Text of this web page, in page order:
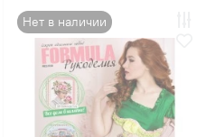
Нет в наличии